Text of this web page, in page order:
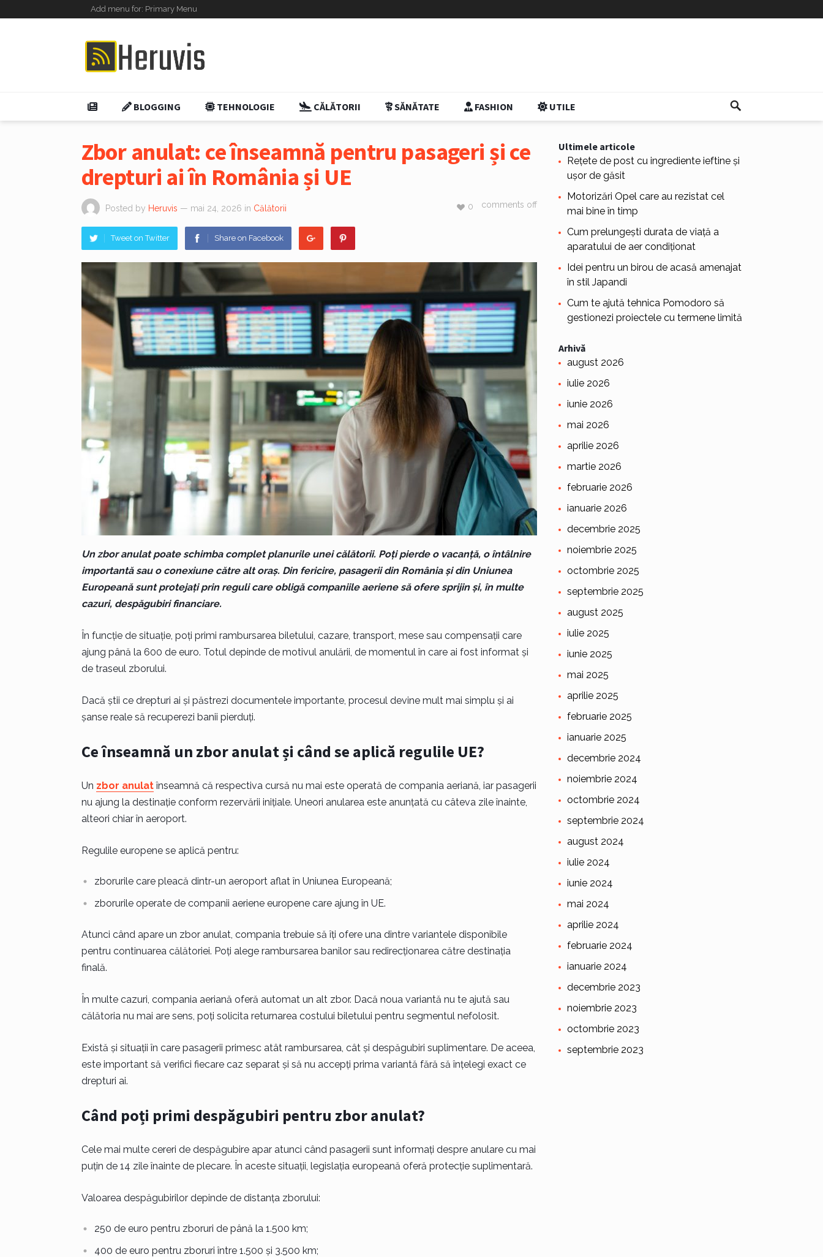
Add menu for: Primary Menu
BLOGGING TEHNOLOGIE CĂLĂTORII SĂNĂTATE FASHION UTILE
Zbor anulat: ce înseamnă pentru pasageri și ce
drepturi ai în România și UE
Posted by Heruvis — mai 24, 2026 in Călătorii comments off
0
Tweet on Twitter Share on Facebook
Un zbor anulat poate schimba complet planurile unei călătorii. Poți pierde o vacanță, o întâlnire
importantă sau o conexiune către alt oraș. Din fericire, pasagerii din România și din Uniunea
Europeană sunt protejați prin reguli care obligă companiile aeriene să ofere sprijin și, în multe
cazuri, despăgubiri financiare.
În funcție de situație, poți primi rambursarea biletului, cazare, transport, mese sau compensații care
ajung până la 600 de euro. Totul depinde de motivul anulării, de momentul în care ai fost informat și
de traseul zborului.
Dacă știi ce drepturi ai și păstrezi documentele importante, procesul devine mult mai simplu și ai
șanse reale să recuperezi banii pierduți.
Ce înseamnă un zbor anulat și când se aplică regulile UE?
Un zbor anulatînseamnă că respectiva cursă nu mai este operată de compania aeriană, iar pasagerii
nu ajung la destinație conform rezervării inițiale. Uneori anularea este anunțată cu câteva zile înainte,
alteori chiar în aeroport.
Regulile europene se aplică pentru:
zborurile care pleacă dintr-un aeroport aflat în Uniunea Europeană;
zborurile operate de companii aeriene europene care ajung în UE.
Atunci când apare un zbor anulat, compania trebuie să îți ofere una dintre variantele disponibile
pentru continuarea călătoriei. Poți alege rambursarea banilor sau redirecționarea către destinația
finală.
În multe cazuri, compania aeriană oferă automat un alt zbor. Dacă noua variantă nu te ajută sau
călătoria nu mai are sens, poți solicita returnarea costului biletului pentru segmentul nefolosit.
Există și situații în care pasagerii primesc atât rambursarea, cât și despăgubiri suplimentare. De aceea,
este important să verifici fiecare caz separat și să nu accepți prima variantă fără să înțelegi exact ce
drepturi ai.
Când poți primi despăgubiri pentru zbor anulat?
Cele mai multe cereri de despăgubire apar atunci când pasagerii sunt informați despre anulare cu mai
puțin de 14 zile înainte de plecare. În aceste situații, legislația europeană oferă protecție suplimentară.
Valoarea despăgubirilor depinde de distanța zborului:
250 de euro pentru zboruri de până la 1.500 km;
400 de euro pentru zboruri între 1.500 și 3.500 km;
Ultimele articole
Rețete de post cu ingrediente ieftine și
ușor de găsit
Motorizări Opel care au rezistat cel
mai bine în timp
Cum prelungești durata de viață a
aparatului de aer condiționat
Idei pentru un birou de acasă amenajat
în stil Japandi
Cum te ajută tehnica Pomodoro să
gestionezi proiectele cu termene limită
Arhivă
august 2026
iulie 2026
iunie 2026
mai 2026
aprilie 2026
martie 2026
februarie 2026
ianuarie 2026
decembrie 2025
noiembrie 2025
octombrie 2025
septembrie 2025
august 2025
iulie 2025
iunie 2025
mai 2025
aprilie 2025
februarie 2025
ianuarie 2025
decembrie 2024
noiembrie 2024
octombrie 2024
septembrie 2024
august 2024
iulie 2024
iunie 2024
mai 2024
aprilie 2024
februarie 2024
ianuarie 2024
decembrie 2023
noiembrie 2023
octombrie 2023
septembrie 2023